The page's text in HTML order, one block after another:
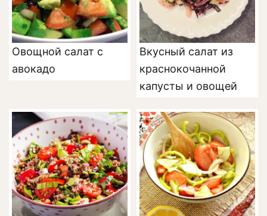
Овощной салат с
авокадо
Вкусный салат из
краснокочанной
капусты и овощей